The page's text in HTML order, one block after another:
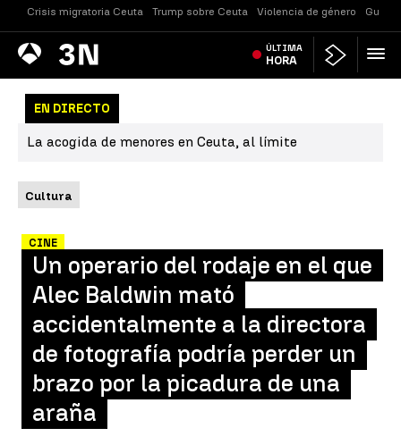
Crisis migratoria Ceuta Trump sobre Ceuta Violencia de género
Antena
3 Noticias ÚLTIMA
HORA
EN DIRECTO
La acogida de menores en Ceuta, al límite
Cultura
CINE
Un operario del rodaje en el que
Alec Baldwin mató
accidentalmente a la directora
de fotografía podría perder un
brazo por la picadura de una
araña